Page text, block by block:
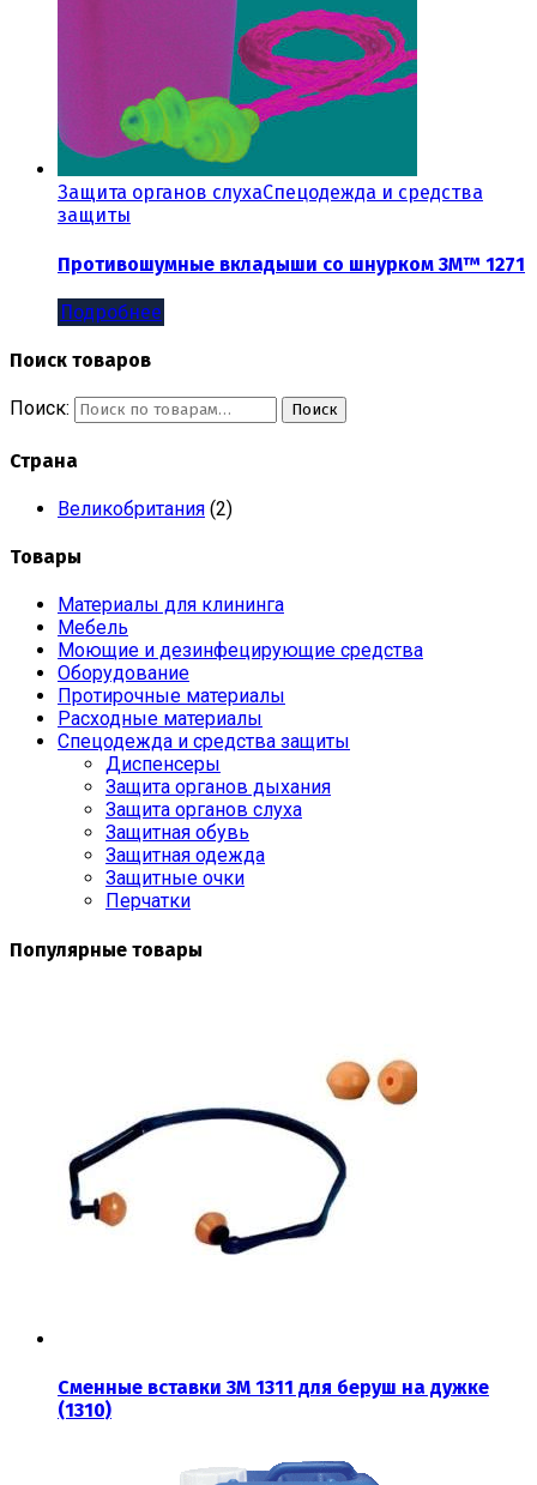
Защита органов слухаСпецодежда и средства
защиты
Противошумные вкладыши со шнурком 3М™ 1271
Подробнее
Поиск товаров
Поиск: Поиск
Страна
Великобритания (2)
Товары
Материалы для клининга
Мебель
Моющие и дезинфецирующие средства
Оборудование
Протирочные материалы
Расходные материалы
Спецодежда и средства защиты
Диспенсеры
Защита органов дыхания
Защита органов слуха
Защитная обувь
Защитная одежда
Защитные очки
Перчатки
Популярные товары
Сменные вставки 3М 1311 для беруш на дужке
(1310)